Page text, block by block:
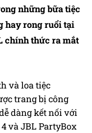
những bữa tiệc
hay rong ruổi tại
chính thức ra mắt
và loa tiệc
trang bị công
dàng kết nối với
và JBL PartyBox